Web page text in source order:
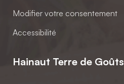
Modifier votre consentement
Accessibilité
Hainaut Terre de Goûts